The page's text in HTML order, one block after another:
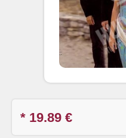
* 19.89 €